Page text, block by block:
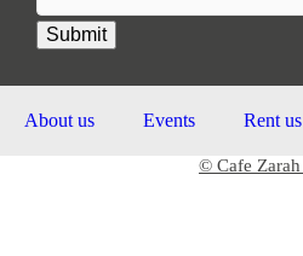
Submit
About us Events Rent us
© Cafe Zarah